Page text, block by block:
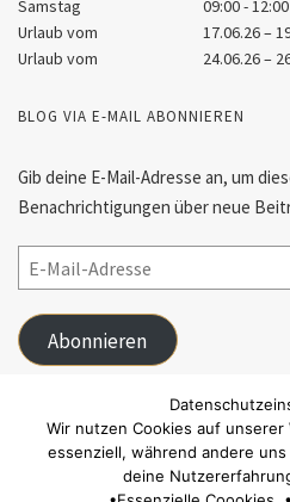
Samstag
09:00 - 12:00
Urlaub vom
17.06.26 –
Urlaub vom
24.06.26 –
BLOG VIA E-MAIL ABONNIEREN
Gib deine E-Mail-Adresse an, um
Benachrichtigungen über neue
Abonnieren
Schließe dich 55 anderen
FACEBOOK
Wir nutzen Cookies auf unserer
essenziell, während andere
deine